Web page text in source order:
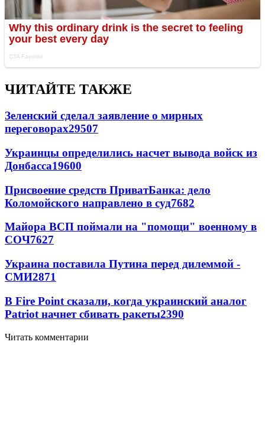
ЧИТАЙТЕ ТАКЖЕ
Зеленский сделал заявление о мирных
переговорах29507
Украинцы определились насчет вывода войск из
Донбасса19600
Присвоение средств ПриватБанка: дело
Коломойского направлено в суд7682
Майора ВСП поймали на "помощи" военному в
СОЧ7627
Украина поставила Путина перед дилеммой -
СМИ2871
В Fire Point сказали, когда украинский аналог
Patriot начнет сбивать ракеты2390
Читать комментарии